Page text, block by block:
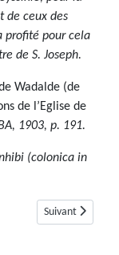
de ceux des
profité pour cela
de S. Joseph.
Wadalde (de
de l’Eglise de
1903, p. 191.
(colonica in
Article suivant :
Suivant